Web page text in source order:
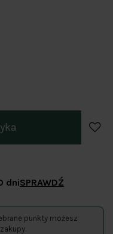
dniSPRAWDŹ
punkty możesz